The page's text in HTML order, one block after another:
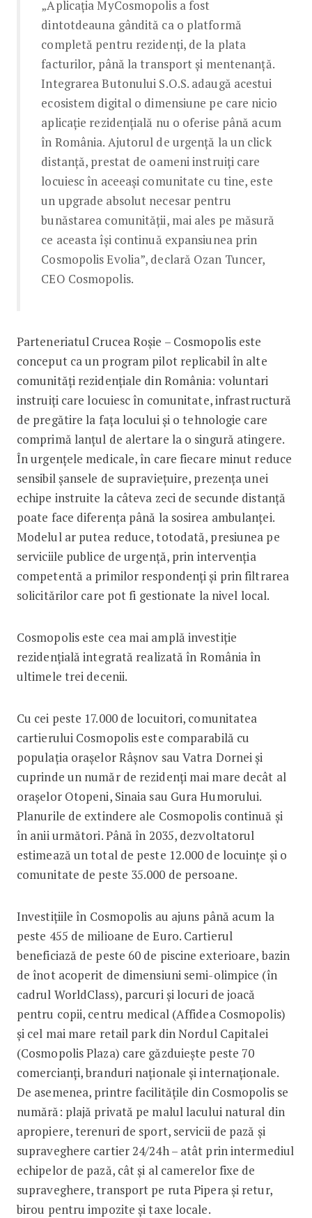
„Aplicația MyCosmopolis a fost
dintotdeauna gândită ca o platformă
completă pentru rezidenți, de la plata
facturilor, până la transport și mentenanță.
Integrarea Butonului S.O.S. adaugă acestui
ecosistem digital o dimensiune pe care nicio
aplicație rezidențială nu o oferise până acum
în România. Ajutorul de urgență la un click
distanță, prestat de oameni instruiți care
locuiesc în aceeași comunitate cu tine, este
un upgrade absolut necesar pentru
bunăstarea comunității, mai ales pe măsură
ce aceasta își continuă expansiunea prin
Cosmopolis Evolia”, declară Ozan Tuncer,
CEO Cosmopolis.
Parteneriatul Crucea Roșie – Cosmopolis este
conceput ca un program pilot replicabil în alte
comunități rezidențiale din România: voluntari
instruiți care locuiesc în comunitate, infrastructură
de pregătire la fața locului și o tehnologie care
comprimă lanțul de alertare la o singură atingere.
În urgențele medicale, în care fiecare minut reduce
sensibil șansele de supraviețuire, prezența unei
echipe instruite la câteva zeci de secunde distanță
poate face diferența până la sosirea ambulanței.
Modelul ar putea reduce, totodată, presiunea pe
serviciile publice de urgență, prin intervenția
competentă a primilor respondenți și prin filtrarea
solicitărilor care pot fi gestionate la nivel local.
Cosmopolis este cea mai amplă investiție
rezidențială integrată realizată în România în
ultimele trei decenii.
Cu cei peste 17.000 de locuitori, comunitatea
cartierului Cosmopolis este comparabilă cu
populația orașelor Râșnov sau Vatra Dornei și
cuprinde un număr de rezidenți mai mare decât al
orașelor Otopeni, Sinaia sau Gura Humorului.
Planurile de extindere ale Cosmopolis continuă și
în anii următori. Până în 2035, dezvoltatorul
estimează un total de peste 12.000 de locuinţe și o
comunitate de peste 35.000 de persoane.
Investițiile în Cosmopolis au ajuns până acum la
peste 455 de milioane de Euro. Cartierul
beneficiază de peste 60 de piscine exterioare, bazin
de înot acoperit de dimensiuni semi-olimpice (în
cadrul WorldClass), parcuri și locuri de joacă
pentru copii, centru medical (Affidea Cosmopolis)
și cel mai mare retail park din Nordul Capitalei
(Cosmopolis Plaza) care găzduiește peste 70
comercianți, branduri naționale și internaționale.
De asemenea, printre facilitățile din Cosmopolis se
numără: plajă privată pe malul lacului natural din
apropiere, terenuri de sport, servicii de pază și
supraveghere cartier 24/24h – atât prin intermediul
echipelor de pază, cât și al camerelor fixe de
supraveghere, transport pe ruta Pipera și retur,
birou pentru impozite și taxe locale.